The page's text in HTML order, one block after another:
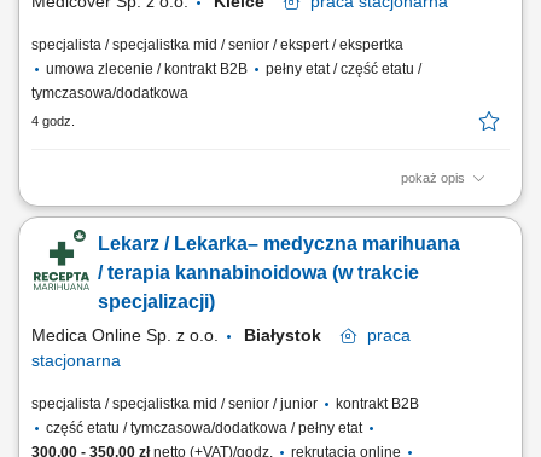
specjalista / specjalistka mid / senior / ekspert / ekspertka
umowa zlecenie / kontrakt B2B
pełny etat / część etatu /
tymczasowa/dodatkowa
4 godz.
pokaż opis
Będziesz odpowiedzialny/-a za: konsultacje, prowadzenie
elektronicznej dokumentacji medycznej, dbałość o zachowanie
wysokich standardów medycznych. Dołącz do naszej ekipy medycznej i
stań się #bohaterem opieki zdrowotnej! Szukamy Ciebie jeśli​:
posiadasz prawo wykonywania zawodu obsługa...
Lekarz / Lekarka– medyczna marihuana
/ terapia kannabinoidowa (w trakcie
specjalizacji)
Medica Online Sp. z o.o. Białystok
praca
stacjonarna
specjalista / specjalistka mid / senior / junior
kontrakt B2B
część etatu / tymczasowa/dodatkowa / pełny etat
300,00 - 350,00 złnetto (+VAT)/godz.
rekrutacja online